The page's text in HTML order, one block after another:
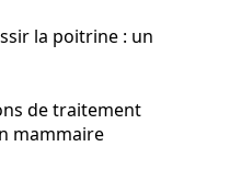
la poitrine : un
de traitement
mammaire